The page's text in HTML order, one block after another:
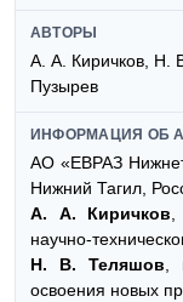
АВТОРЫ
А. А. Киричков, Н.
Пузырев
ИНФОРМАЦИЯ ОБ
АО «ЕВРАЗ
Нижний Тагил,
А. А. Киричков,
научно-
Н. В. Теляшов,
освоения новых